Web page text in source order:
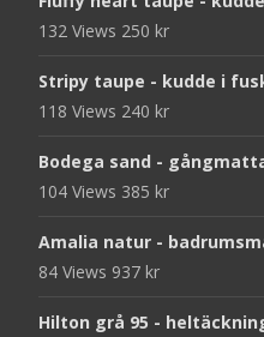
132 Views 250 kr
Stripy taupe - kudde i
118 Views 240 kr
Bodega sand -
104 Views 385 kr
Amalia natur -
84 Views 937 kr
Hilton grå 95 -